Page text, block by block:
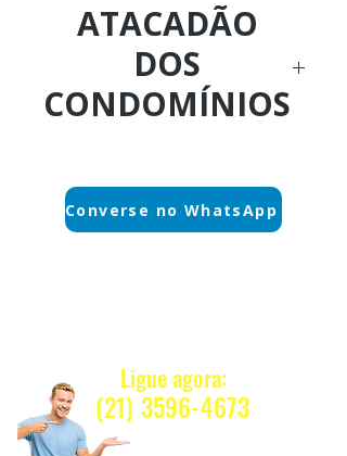
ATACADÃO
DOS
CONDOMÍNIOS
Ligue Agora:
(21)3596-4673
Nosso e-mail:
vendas@alfario.com.br
Converse no WhatsApp
Ligue agora:
(21) 3596-4673